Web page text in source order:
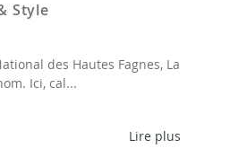
Style
des Hautes Fagnes, La
Ici, cal...
Lire plus